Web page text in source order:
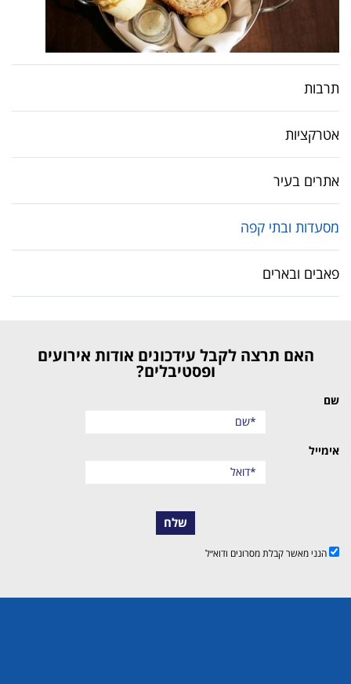
תרבות
אטרקציות
אתרים בעיר
מסעדות ובתי קפה
פאבים ובארים
האם תרצה לקבל עידכונים אודות אירועים
ופסטיבלים?
שם
אימייל
שלח
הנני מאשר קבלת מסרונים ודוא״ל